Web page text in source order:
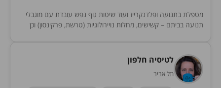
מטפלת בתנועה ופלדנקרייז ועוד שיטות גוף נפש עובדת עם מוגבלי
תנועה בביתם – קשישים, מחלות נויירולוגיות (טרשת, פרקינסון) וכן
לטיסיה חלפון
תל אביב